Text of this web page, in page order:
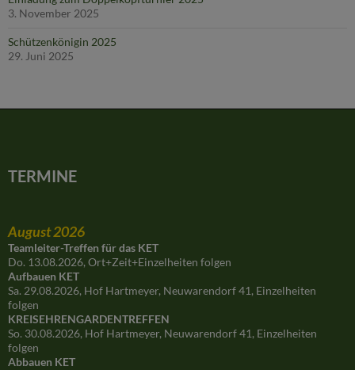
3. November 2025
Schützenkönigin 2025
29. Juni 2025
TERMINE
August 2026
Teamleiter-Treffen für das KET
Do. 13.08.2026, Ort+Zeit+Einzelheiten folgen
Aufbauen KET
Sa. 29.08.2026, Hof Hartmeyer, Neuwarendorf 41, Einzelheiten
folgen
KREISEHRENGARDENTREFFEN
So. 30.08.2026, Hof Hartmeyer, Neuwarendorf 41, Einzelheiten
folgen
Abbauen KET